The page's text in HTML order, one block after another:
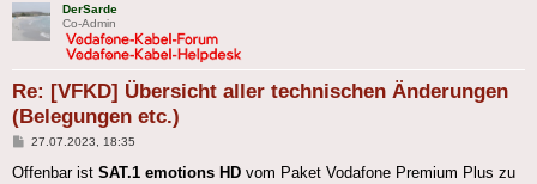
DerSarde
Co-Admin
Re: [VFKD] Übersicht aller technischen Änderungen
(Belegungen etc.)
Beitrag
27.07.2023, 18:35
Offenbar ist SAT.1 emotions HD vom Paket Vodafone Premium Plus zu